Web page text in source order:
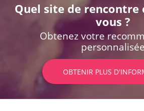
Quel site de
vous ?
Obtenez votre
personnalisée